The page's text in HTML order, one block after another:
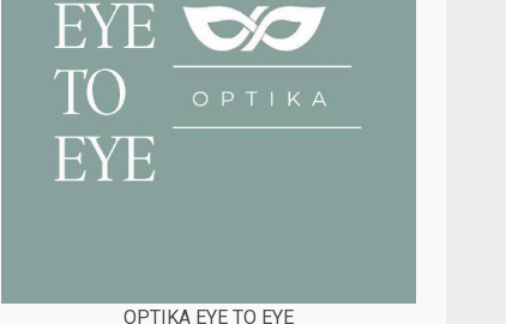
OPTIKA EYE TO EYE